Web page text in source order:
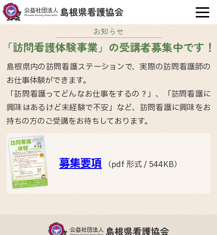
お知らせ
「訪問看護体験事業」の受講者募集中です！
島根県内の訪問看護ステーションで、実際の訪問看護師の
お仕事体験ができます。
「訪問看護ってどんなお仕事をするの？」、「訪問看護に
興味はあるけど未経験で不安」など、訪問看護に興味をお
持ちの方のご受講をお待ちしております。
募集要項 （pdf 形式 / 544KB）